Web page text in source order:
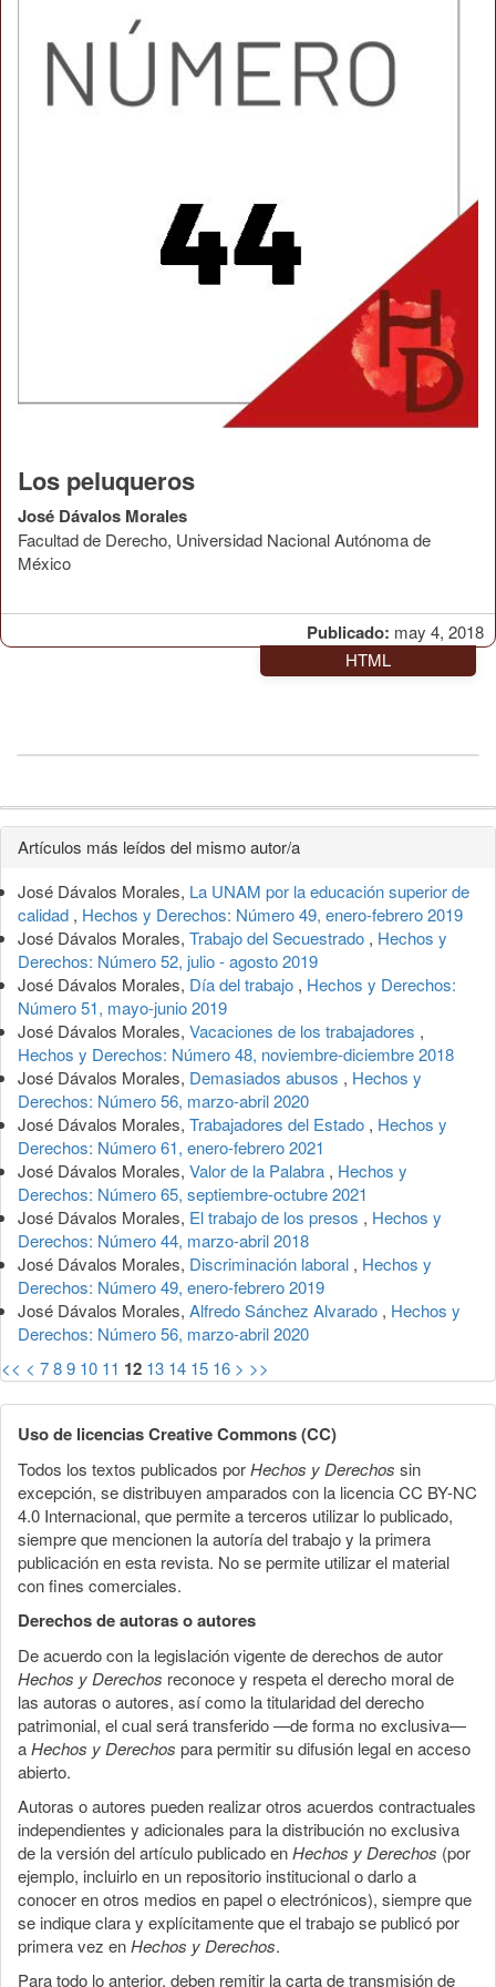
Publicado: may 4, 2018
Los peluqueros
José Dávalos Morales
Facultad de Derecho, Universidad Nacional Autónoma de
México
HTML
Detalles
del
artículo
Artículos más leídos del mismo autor/a
José Dávalos Morales, La UNAM por la educación superior de
calidad , Hechos y Derechos: Número 49, enero-febrero 2019
José Dávalos Morales, Trabajo del Secuestrado , Hechos y
Derechos: Número 52, julio - agosto 2019
José Dávalos Morales, Día del trabajo , Hechos y Derechos:
Número 51, mayo-junio 2019
José Dávalos Morales, Vacaciones de los trabajadores ,
Hechos y Derechos: Número 48, noviembre-diciembre 2018
José Dávalos Morales, Demasiados abusos , Hechos y
Derechos: Número 56, marzo-abril 2020
José Dávalos Morales, Trabajadores del Estado , Hechos y
Derechos: Número 61, enero-febrero 2021
José Dávalos Morales, Valor de la Palabra , Hechos y
Derechos: Número 65, septiembre-octubre 2021
José Dávalos Morales, El trabajo de los presos , Hechos y
Derechos: Número 44, marzo-abril 2018
José Dávalos Morales, Discriminación laboral , Hechos y
Derechos: Número 49, enero-febrero 2019
José Dávalos Morales, Alfredo Sánchez Alvarado , Hechos y
Derechos: Número 56, marzo-abril 2020
<< < 789 10 11 12 13 14 15 16 > >>
Uso de licencias Creative Commons (CC)
Todos los textos publicados porHechos y Derechos sin
excepción, se distribuyen amparados con la licencia CC BY-NC
4.0 Internacional, que permite a terceros utilizar lo publicado,
siempre que mencionen la autoría del trabajo y la primera
publicación en esta revista. No se permite utilizar el material
con fines comerciales.
Derechos de autoras o autores
De acuerdo con la legislación vigente de derechos de autor
Hechos y Derechos reconoce y respeta el derecho moral de
las autoras o autores, así como la titularidad del derecho
patrimonial, el cual será transferido —de forma no exclusiva—
aHechos y Derechos para permitir su difusión legal en acceso
abierto.
Autoras o autores pueden realizar otros acuerdos contractuales
independientes y adicionales para la distribución no exclusiva
de la versión del artículo publicado enHechos y Derechos (por
ejemplo, incluirlo en un repositorio institucional o darlo a
conocer en otros medios en papel o electrónicos), siempre que
se indique clara y explícitamente que el trabajo se publicó por
primera vez enHechos y Derechos.
Para todo lo anterior, deben remitir la carta de transmisión de